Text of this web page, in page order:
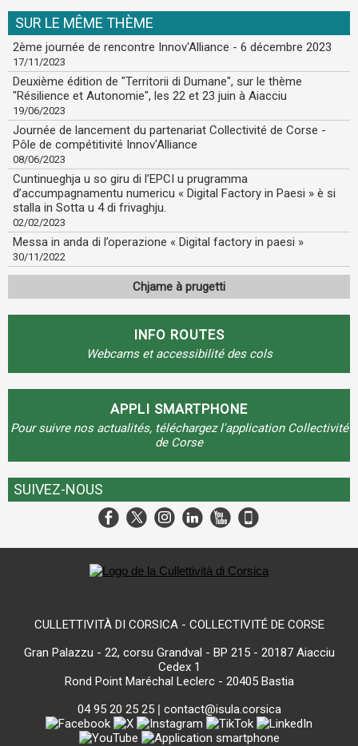
SUR LE MÊME THÈME
2ème journée de rencontre Innov'Alliance - 6 décembre 2023
17/11/2023
Deuxième édition de "Territorii di Dumane", sur le thème
"Résilience et Autonomie", les 22 et 23 juin à Aiacciu
19/06/2023
Journée de lancement du partenariat Collectivité de Corse -
Pôle de compétitivité Innov'Alliance
08/06/2023
Cuntinueghja u so giru di l’EPCI u prugramma
d’accumpagnamentu numericu « Digital Factory in Paesi » è si
stalla in Sotta u 4 di frivaghju.
02/02/2023
Messa in anda di l’operazione « Digital factory in paesi »
30/11/2022
Chjame à prugetti
INFO ROUTES
Webcams et accessibilité des cols
APPLI SMARTPHONE
Pour suivre nos actualités, téléchargez l'application Collectivité
de Corse
SUIVEZ-NOUS
CULLETTIVITÀ DI CORSICA - COLLECTIVITÉ DE CORSE
Gran Palazzu - 22, corsu Grandval - BP 215 - 20187 Aiacciu
Cedex 1
Rond Point Maréchal Leclerc - 20405 Bastia
04 95 20 25 25| contact@isula.corsica